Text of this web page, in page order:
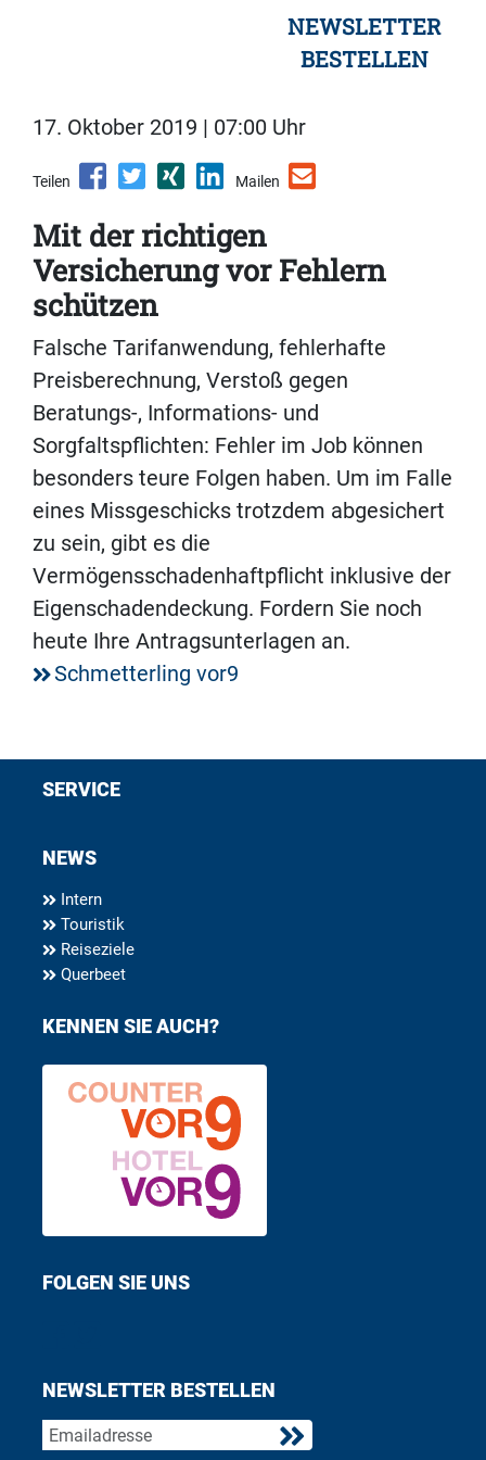
NEWSLETTER
BESTELLEN
17. Oktober 2019 | 07:00 Uhr
Teilen Mailen
Mit der richtigen
Versicherung vor Fehlern
schützen
Falsche Tarifanwendung, fehlerhafte
Preisberechnung, Verstoß gegen
Beratungs-, Informations- und
Sorgfaltspflichten: Fehler im Job können
besonders teure Folgen haben. Um im Falle
eines Missgeschicks trotzdem abgesichert
zu sein, gibt es die
Vermögensschadenhaftpflicht inklusive der
Eigenschadendeckung. Fordern Sie noch
heute Ihre Antragsunterlagen an.
Schmetterling vor9
SERVICE
NEWS
Intern
Touristik
Reiseziele
Querbeet
KENNEN SIE AUCH?
FOLGEN SIE UNS
NEWSLETTER BESTELLEN